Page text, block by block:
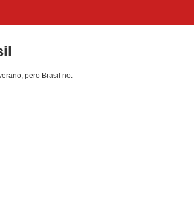
pero Brasil no.